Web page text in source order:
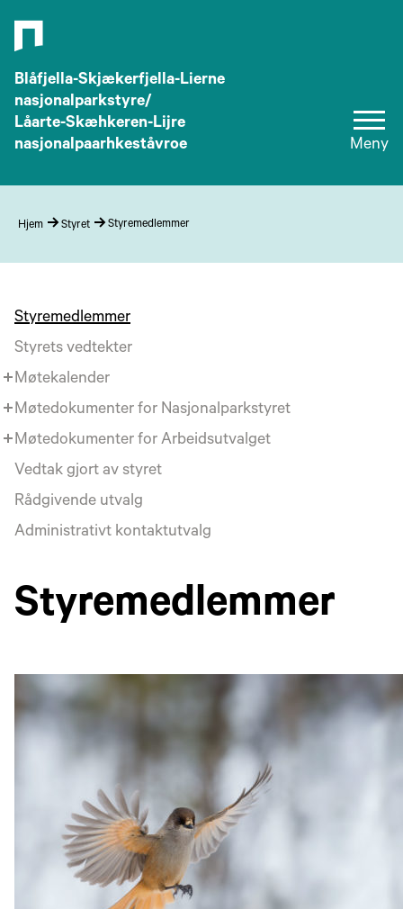
Blåfjella-Skjækerfjella-Lierne
nasjonalparkstyre/
Låarte-Skæhkeren-Lijre
nasjonalpaarhkeståvroe
Meny
Hjem Styret Styremedlemmer
Styremedlemmer
Styrets vedtekter
Møtekalender
Møtedokumenter for Nasjonalparkstyret
Møtedokumenter for Arbeidsutvalget
Vedtak gjort av styret
Rådgivende utvalg
Administrativt kontaktutvalg
Styremedlemmer